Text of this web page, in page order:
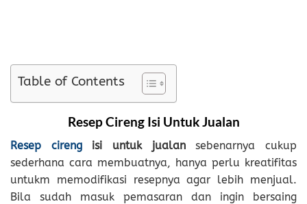
Table of Contents
Resep Cireng Isi Untuk Jualan
Resep cirengisi untuk jualansebenarnya cukup
sederhana cara membuatnya, hanya perlu kreatifitas
untukm memodifikasi resepnya agar lebih menjual.
Bila sudah masuk pemasaran dan ingin bersaing